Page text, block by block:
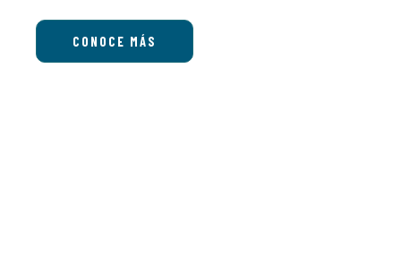
CONOCE MÁS